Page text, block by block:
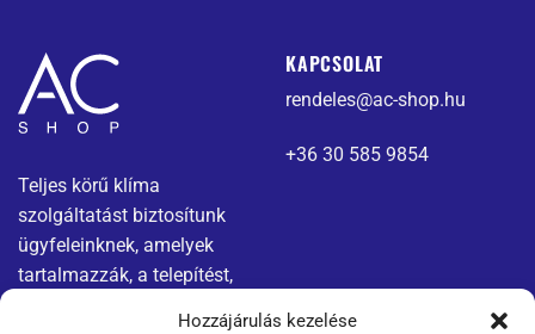
Hozzájárulás kezelése
Teljes körű klíma
szolgáltatást biztosítunk
ügyfeleinknek, amelyek
tartalmazzák, a telepítést,
KAPCSOLAT
rendeles@ac-shop.hu
+36 30 585 9854